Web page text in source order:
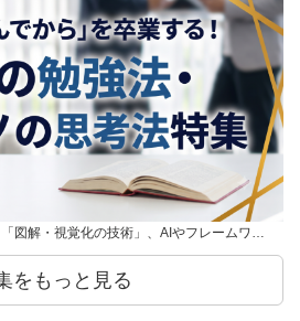
図解・視覚化の技術」、AIやフレームワ…
をもっと見る